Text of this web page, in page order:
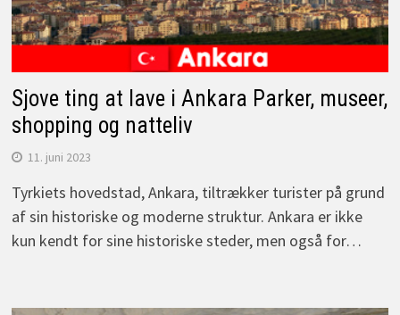
Sjove ting at lave i Ankara Parker, museer,
shopping og natteliv
11. juni 2023
Tyrkiets hovedstad, Ankara, tiltrækker turister på grund
af sin historiske og moderne struktur. Ankara er ikke
kun kendt for sine historiske steder, men også for…